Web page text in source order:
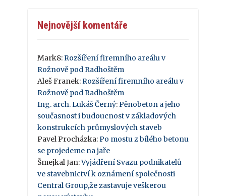
Nejnovější komentáře
Mark8:Rozšíření firemního areálu v
Rožnově pod Radhoštěm
Aleš Franek:Rozšíření firemního areálu v
Rožnově pod Radhoštěm
Ing. arch. Lukáš Černý:Pěnobeton a jeho
současnost i budoucnost v základových
konstrukcích průmyslových staveb
Pavel Procházka:Po mostu z bílého betonu
se projedeme na jaře
Šmejkal Jan:Vyjádření Svazu podnikatelů
ve stavebnictví k oznámení společnosti
Central Group,že zastavuje veškerou